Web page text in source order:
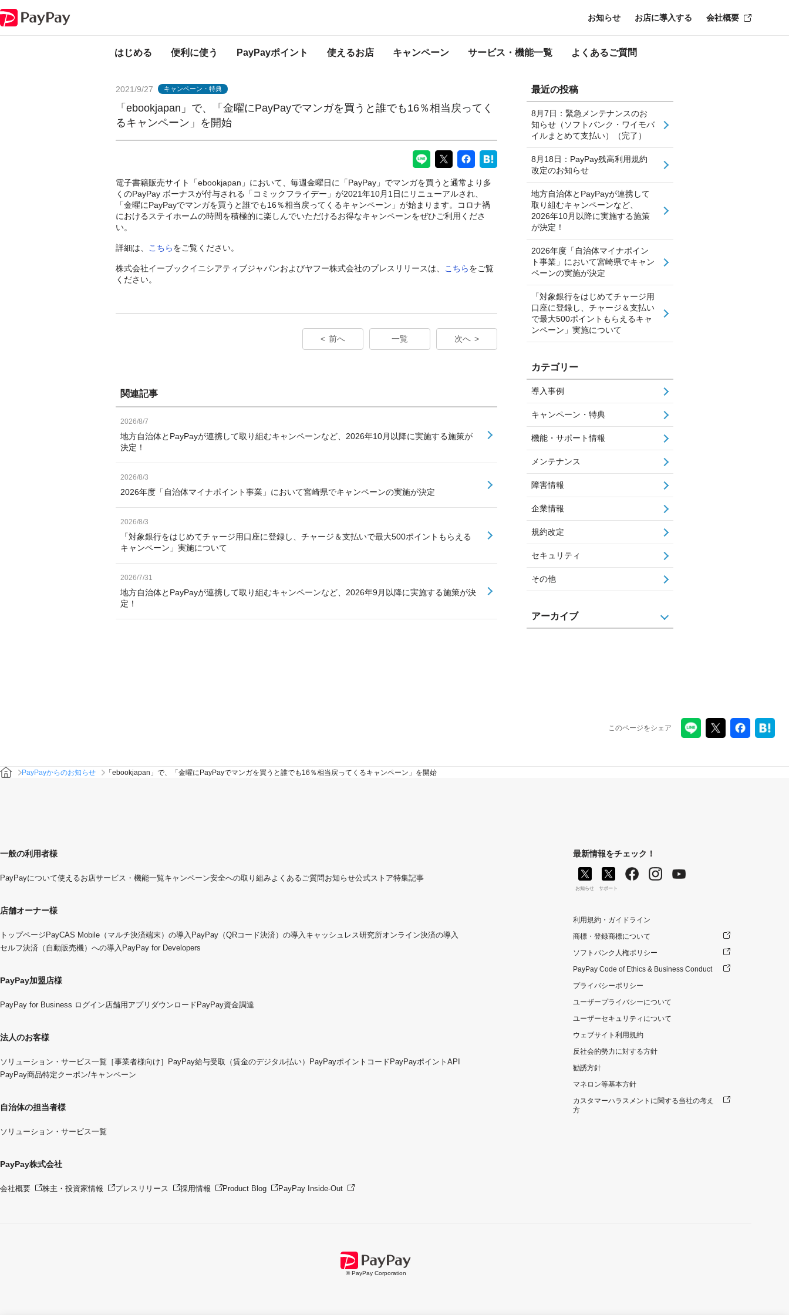
はじめる 便利に使う PayPayポイント 使えるお店 キャンペーン サービス・機能一覧 よくあるご質問
お知らせ お店に導入する 会社概要
PayPayからのお知らせ
2021/9/27 キャンペーン・特典
「ebookjapan」で、「金曜にPayPayでマンガを買うと誰でも16％相当戻ってく
るキャンペーン」を開始
電子書籍販売サイト「ebookjapan」において、毎週金曜日に「PayPay」でマンガを買うと通常より多
くのPayPay ボーナスが付与される「コミックフライデー」が2021年10月1日にリニューアルされ、
「金曜にPayPayでマンガを買うと誰でも16％相当戻ってくるキャンペーン」が始まります。コロナ禍
におけるステイホームの時間を積極的に楽しんでいただけるお得なキャンペーンをぜひご利用くださ
い。
詳細は、 こちらをご覧ください。
株式会社イーブックイニシアティブジャパンおよびヤフー株式会社のプレスリリースは、 こちらをご覧
ください。
前へ 一覧 次へ
関連記事
2026/8/7
地方自治体とPayPayが連携して取り組むキャンペーンなど、2026年10月以降に実施する施策が
決定！
2026/8/3
2026年度「自治体マイナポイント事業」において宮崎県でキャンペーンの実施が決定
2026/8/3
「対象銀行をはじめてチャージ用口座に登録し、チャージ＆支払いで最大500ポイントもらえる
キャンペーン」実施について
2026/7/31
地方自治体とPayPayが連携して取り組むキャンペーンなど、2026年9月以降に実施する施策が決
定！
最近の投稿
8月7日：緊急メンテナンスのお
知らせ（ソフトバンク・ワイモバ
イルまとめて支払い）（完了）
8月18日：PayPay残高利用規約
改定のお知らせ
地方自治体とPayPayが連携して
取り組むキャンペーンなど、
2026年10月以降に実施する施策
が決定！
2026年度「自治体マイナポイン
ト事業」において宮崎県でキャン
ペーンの実施が決定
「対象銀行をはじめてチャージ用
口座に登録し、チャージ＆支払い
で最大500ポイントもらえるキャ
ンペーン」実施について
カテゴリー
導入事例
キャンペーン・特典
機能・サポート情報
メンテナンス
障害情報
企業情報
規約改定
セキュリティ
その他
アーカイブ
このページをシェア
PayPayからのお知らせ 「ebookjapan」で、「金曜にPayPayでマンガを買うと誰でも16％相当戻ってくるキャンペーン」を開始
一般の利用者様
PayPayについて使えるお店サービス・機能一覧キャンペーン安全への取り組みよくあるご質問お知らせ公式ストア特集記事
店舗オーナー様
トップページ PayCAS Mobile（マルチ決済端末）の導入 PayPay（QRコード決済）の導入 キャッシュレス研究所オンライン決済の導入
セルフ決済（自動販売機）への導入 PayPay for Developers
PayPay加盟店様
PayPay for Business ログイン店舗用アプリダウンロード PayPay資金調達
法人のお客様
ソリューション・サービス一覧 ［事業者様向け］PayPay給与受取（賃金のデジタル払い） PayPayポイントコード PayPayポイントAPI
PayPay商品特定クーポン/キャンペーン
自治体の担当者様
ソリューション・サービス一覧
PayPay株式会社
会社概要 株主・投資家情報 プレスリリース 採用情報 Product Blog PayPay Inside-Out
最新情報をチェック！
お知らせ サポート
利用規約・ガイドライン
商標・登録商標について
ソフトバンク人権ポリシー
PayPay Code of Ethics & Business Conduct
プライバシーポリシー
ユーザープライバシーについて
ユーザーセキュリティについて
ウェブサイト利用規約
反社会的勢力に対する方針
勧誘方針
マネロン等基本方針
カスタマーハラスメントに関する当社の考え
方
© PayPay Corporation